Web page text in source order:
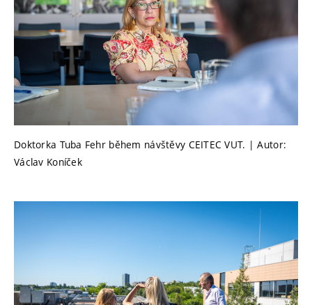
Doktorka Tuba Fehr během návštěvy CEITEC VUT. | Autor:
Václav Koníček